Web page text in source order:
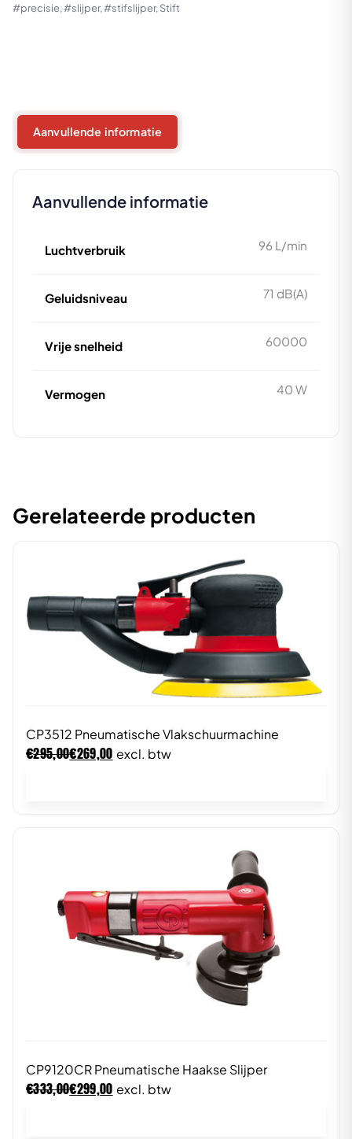
#precisie,#slijper,#stifslijper, Stift
Aanvullende informatie
Aanvullende informatie
Luchtverbruik 96 L/min
Geluidsniveau 71 dB(A)
Vrije snelheid 60000
Vermogen 40 W
Gerelateerde producten
CP3512 Pneumatische Vlakschuurmachine
€295,00€269,00 excl. btw
CP9120CR Pneumatische Haakse Slijper
€333,00€299,00 excl. btw